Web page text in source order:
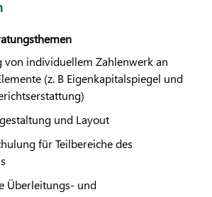
von individuellem Zahlenwerk an
(z. B Eigenkapitalspiegel und
und Layout
für Teilbereiche des
Überleitungs- und